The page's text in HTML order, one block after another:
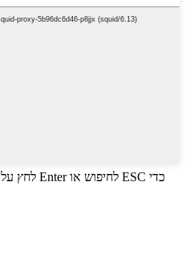
לחץ על Enter לחיפוש או ESC כדי